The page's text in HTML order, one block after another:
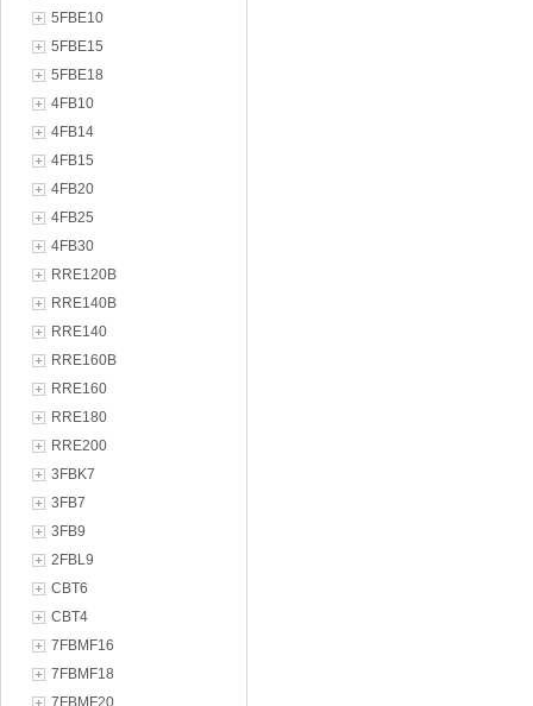
5FBE10
5FBE15
5FBE18
4FB10
4FB14
4FB15
4FB20
4FB25
4FB30
RRE120B
RRE140B
RRE140
RRE160B
RRE160
RRE180
RRE200
3FBK7
3FB7
3FB9
2FBL9
CBT6
CBT4
7FBMF16
7FBMF18
7FBMF20